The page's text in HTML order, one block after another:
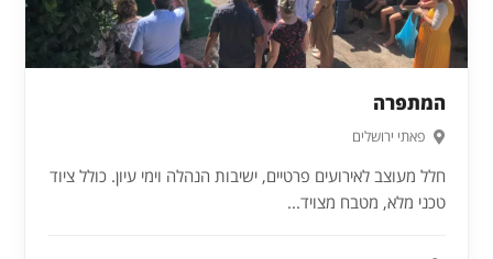
המתפרה
פאתי ירושלים
חלל מעוצב לאירועים פרטיים, ישיבות הנהלה וימי עיון. כולל ציוד
טכני מלא, מטבח מצויד...